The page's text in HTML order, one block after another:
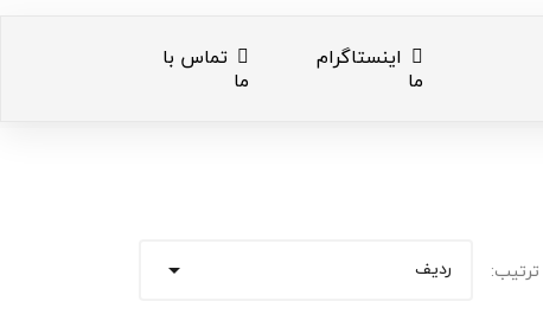
اینستاگرام
ما
تماس با
ما
ترتیب: ردیف 